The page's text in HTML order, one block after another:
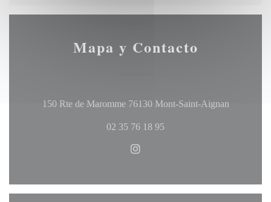
Mapa y Contacto
150 Rte de Maromme 76130 Mont-Saint-Aignan((abre en
02 35 76 18 95